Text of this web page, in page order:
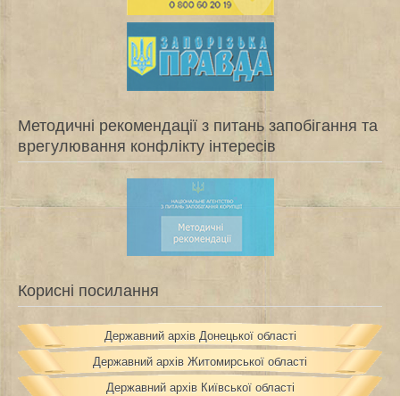
Методичні рекомендації з питань запобігання та
врегулювання конфлікту інтересів
Корисні посилання
Державний архів Донецької області
Державний архів Житомирської області
Державний архів Київської області